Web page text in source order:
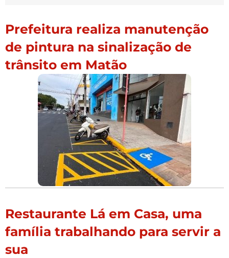
Prefeitura realiza manutenção
de pintura na sinalização de
trânsito em Matão
Restaurante Lá em Casa, uma
família trabalhando para servir a
sua